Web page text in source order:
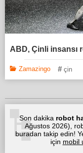
ABD, Çinli insansı
Zamazingo # çin
Son dakika robot
Ağustos 2026),
buradan takip edin!
için mobil